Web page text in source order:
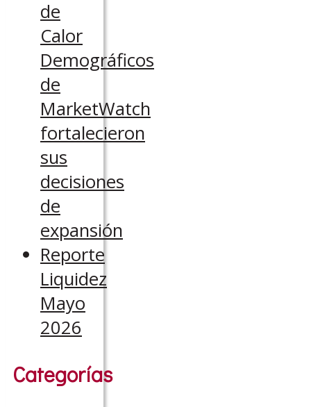
de
Calor
Demográficos
de
MarketWatch
fortalecieron
sus
decisiones
de
expansión
Reporte
Liquidez
Mayo
2026
Categorías